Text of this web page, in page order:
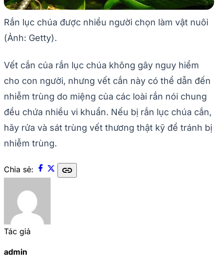
Rắn lục chúa được nhiều người chọn làm vật nuôi
(Ảnh: Getty).
Vết cắn của rắn lục chúa không gây nguy hiểm
cho con người, nhưng vết cắn này có thể dẫn đến
nhiễm trùng do miệng của các loài rắn nói chung
đều chứa nhiều vi khuẩn. Nếu bị rắn lục chúa cắn,
hãy rửa và sát trùng vết thương thật kỹ để tránh bị
nhiễm trùng.
Chia sẻ: link
Tác giả
admin